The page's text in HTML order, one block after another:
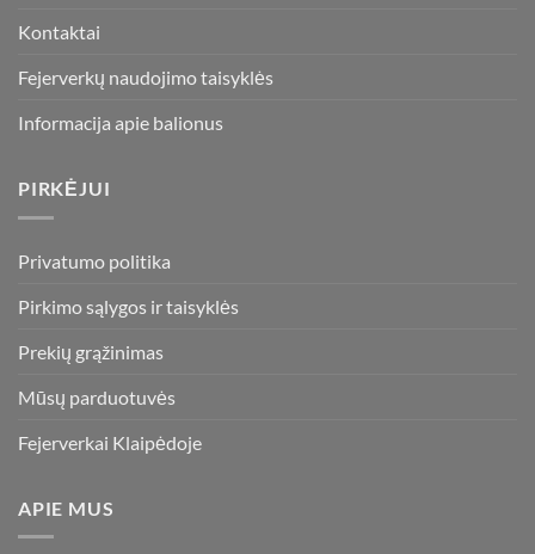
Kontaktai
Fejerverkų naudojimo taisyklės
Informacija apie balionus
PIRKĖJUI
Privatumo politika
Pirkimo sąlygos ir taisyklės
Prekių grąžinimas
Mūsų parduotuvės
Fejerverkai Klaipėdoje
APIE MUS